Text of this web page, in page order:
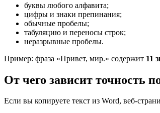
буквы любого алфавита;
цифры и знаки препинания;
обычные пробелы;
табуляцию и переносы строк;
неразрывные пробелы.
Пример: фраза «Привет, мир.» содержит 11
От чего зависит точность
Если вы копируете текст из Word, веб-